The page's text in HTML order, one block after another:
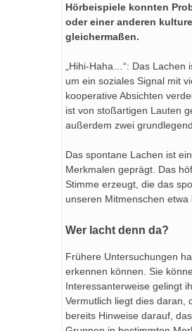
Hörbeispiele konnten
oder einer anderen
gleichermaßen.
„Hihi-Haha…“: Das
um ein soziales Signal mit
kooperative Absichten
ist von stoßartigen Lauten
außerdem zwei
Das spontane Lachen ist
Merkmalen geprägt. Das
Stimme erzeugt, die das
unseren Mitmenschen
Wer lacht denn da?
Frühere Untersuchungen
erkennen können. Sie
Interessanterweise gelingt
Vermutlich liegt dies daran,
bereits Hinweise darauf,